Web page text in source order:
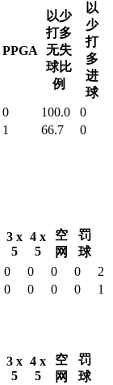
PPGA
以少
打多
无失
球比
例
以
少
打
多
进
球
0 100.0
0
1 66.7
0
3 x
5
4 x
5
空
网
罚
球
0 0 0 0
2
0 0 0 0 1
3 x
5
4 x
5
空
网
罚
球